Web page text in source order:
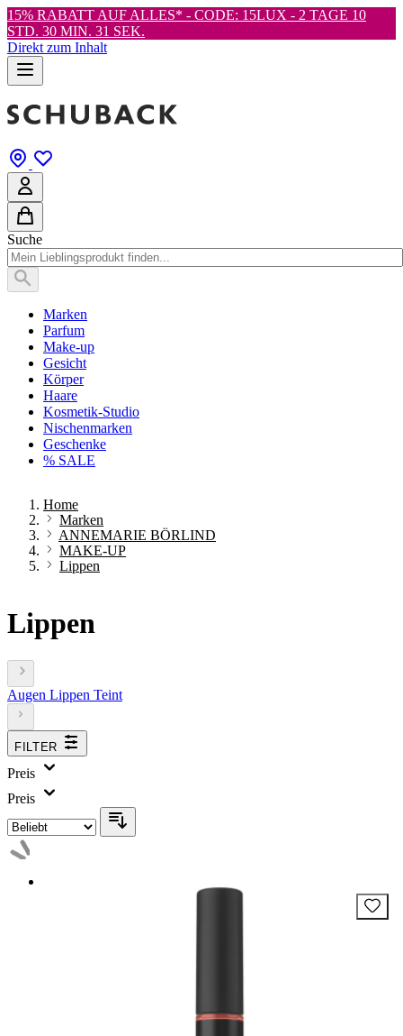
15% RABATT AUF ALLES* - CODE: 15LUX - 2 TAGE 10
STD. 30 MIN. 31 SEK.
Direkt zum Inhalt
Suche
Marken
Parfum
Make-up
Gesicht
Körper
Haare
Kosmetik-Studio
Nischenmarken
Geschenke
% SALE
Home
Marken
ANNEMARIE BÖRLIND
MAKE-UP
Lippen
Lippen
Augen Lippen Teint
FILTER
Preis
Preis